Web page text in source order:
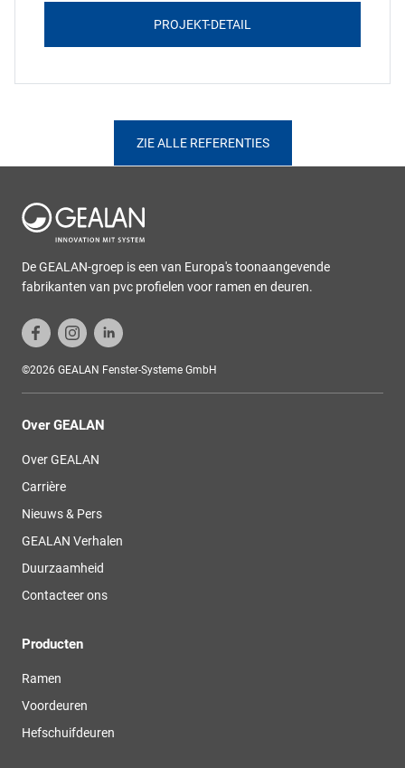
PROJEKT-DETAIL
ZIE ALLE REFERENTIES
De GEALAN-groep is een van Europa's toonaangevende
fabrikanten van pvc profielen voor ramen en deuren.
©2026 GEALAN Fenster-Systeme GmbH
Over GEALAN
Over GEALAN
Carrière
Nieuws & Pers
GEALAN Verhalen
Duurzaamheid
Contacteer ons
Producten
Ramen
Voordeuren
Hefschuifdeuren